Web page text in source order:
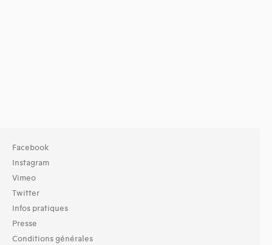
Facebook
Instagram
Vimeo
Twitter
Infos pratiques
Presse
Conditions générales